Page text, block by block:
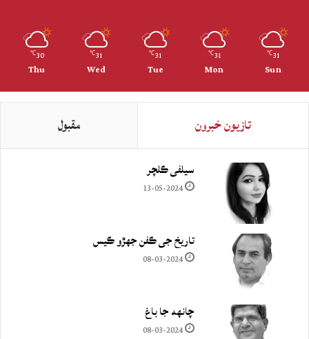
31
℃
Sun
31
℃
Mon
31
℃
Tue
31
℃
Wed
30
℃
Thu
تازيون خبرون مقبول
سيلفي ڪلچر
13-05-2024
تاريخ جي ڪفن جھڙو ڪيس
08-03-2024
چانهه جا باغ
08-03-2024